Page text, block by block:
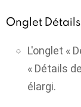
Onglet
L'onglet «
« Détails
élargi.